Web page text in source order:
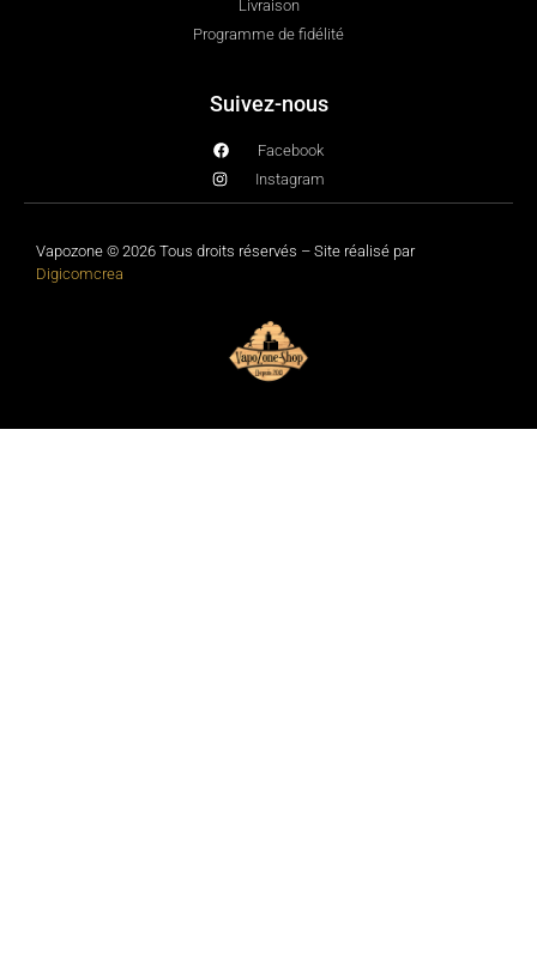
Livraison
Programme de fidélité
Suivez-nous
Facebook
Instagram
Vapozone © 2026 Tous droits réservés – Site réalisé par
Digicomcrea